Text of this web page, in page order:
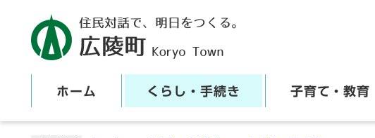
ホーム くらし・手続き 子育て・教育